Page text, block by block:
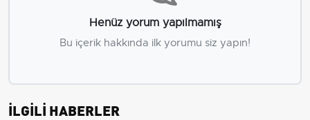
Henüz yorum yapılmamış
Bu içerik hakkında ilk yorumu siz yapın!
İLGİLİ HABERLER